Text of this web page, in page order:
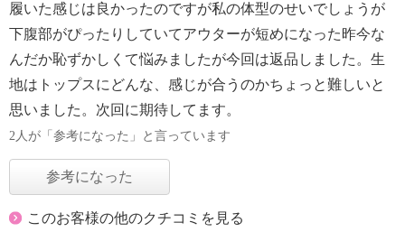
履いた感じは良かったのですが私の体型のせいでしょうが
下腹部がぴったりしていてアウターが短めになった昨今な
んだか恥ずかしくて悩みましたが今回は返品しました。生
地はトップスにどんな、感じが合うのかちょっと難しいと
思いました。次回に期待してます。
2人が「参考になった」と言っています
参考になった
このお客様の他のクチコミを見る